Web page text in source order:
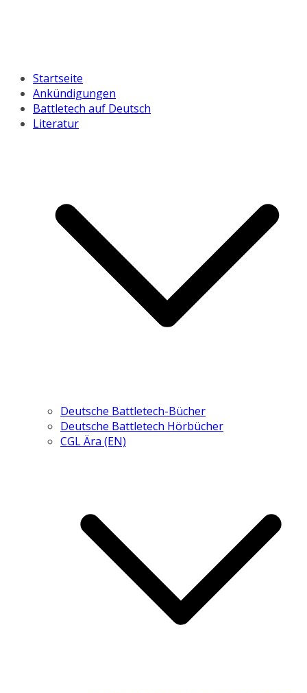
Startseite
Ankündigungen
Battletech auf Deutsch
Literatur
Deutsche Battletech-Bücher
Deutsche Battletech Hörbücher
CGL Ära (EN)